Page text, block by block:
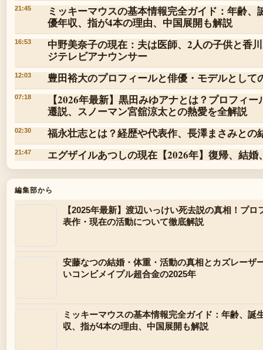
21:45
ミッキーマウスの基本情報完全ガイド：年齢
優年収、指が4本の理由、中国展開も解説
16:53
中野美奈子の現在：夫は医師、2人の子供と香
ジテレビアナウンサー
12:03 豊田裕大のプロフィールと俳優・モデルとして
07:18
【2026年最新】黒田みゆアナとは？プロフィ
遷説、スノーマン宮舘涼太との熱愛を全解説
02:30 福永壮志とは？経歴や代表作、長澤まさみとの
21:47 エグザイルあつしの現在【2026年】復帰、結婚
編集部から
【2025年最新】渡辺いっけい死去説の真相！プ
表作・現在の活動について徹底解説
安藤なつの結婚・体重・活動の真相とカズレーザ
いコンビメイプル超合金の2025年
ミッキーマウスの基本情報完全ガイド：年齢、誕
収、指が4本の理由、中国展開も解説